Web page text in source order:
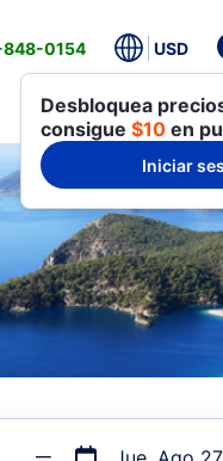
0154 USD
Desbloquea
consigue $10 en
Iniciar